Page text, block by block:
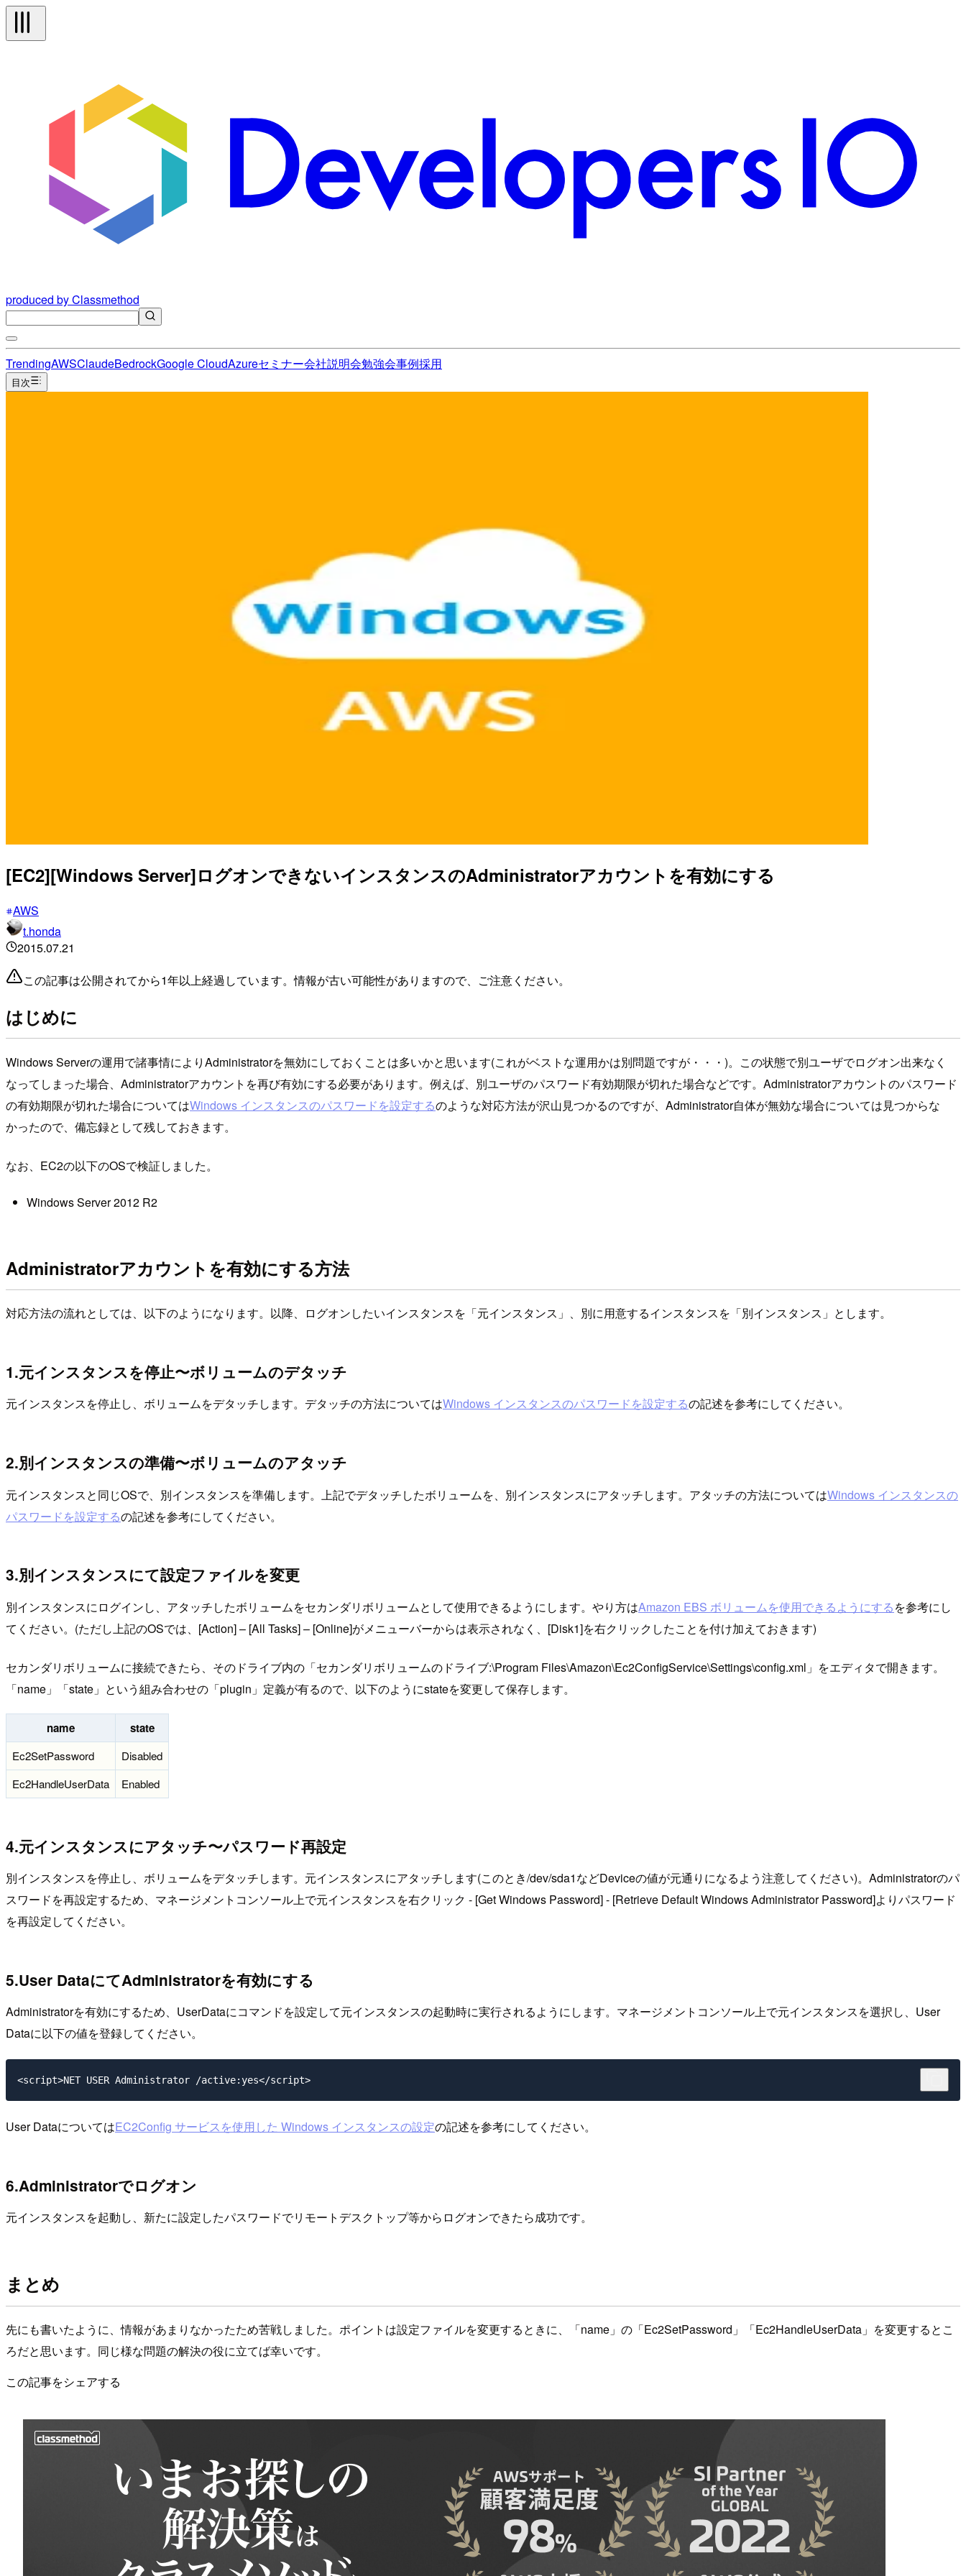
produced by Classmethod
TrendingAWSClaudeBedrockGoogle CloudAzureセミナー会社説明会勉強会事例採用
目次
[EC2][Windows Server]ログオンできないインスタンスのAdministratorアカウントを有効にする
AWS
t.honda
2015.07.21
この記事は公開されてから1年以上経過しています。情報が古い可能性がありますので、ご注意ください。
はじめに
Windows Serverの運用で諸事情によりAdministratorを無効にしておくことは多いかと思います(これがベストな運用かは別問題ですが・・・)。この状態で別ユーザでログオン出来なく
なってしまった場合、Administratorアカウントを再び有効にする必要があります。例えば、別ユーザのパスワード有効期限が切れた場合などです。Administratorアカウントのパスワード
の有効期限が切れた場合についてはWindows インスタンスのパスワードを設定するのような対応方法が沢山見つかるのですが、Administrator自体が無効な場合については見つからな
かったので、備忘録として残しておきます。
なお、EC2の以下のOSで検証しました。
Windows Server 2012 R2
Administratorアカウントを有効にする方法
対応方法の流れとしては、以下のようになります。以降、ログオンしたいインスタンスを「元インスタンス」、別に用意するインスタンスを「別インスタンス」とします。
1.元インスタンスを停止〜ボリュームのデタッチ
元インスタンスを停止し、ボリュームをデタッチします。デタッチの方法についてはWindows インスタンスのパスワードを設定するの記述を参考にしてください。
2.別インスタンスの準備〜ボリュームのアタッチ
元インスタンスと同じOSで、別インスタンスを準備します。上記でデタッチしたボリュームを、別インスタンスにアタッチします。アタッチの方法についてはWindows インスタンスの
パスワードを設定するの記述を参考にしてください。
3.別インスタンスにて設定ファイルを変更
別インスタンスにログインし、アタッチしたボリュームをセカンダリボリュームとして使用できるようにします。やり方はAmazon EBS ボリュームを使用できるようにするを参考にし
てください。(ただし上記のOSでは、[Action] – [All Tasks] – [Online]がメニューバーからは表示されなく、[Disk1]を右クリックしたことを付け加えておきます)
セカンダリボリュームに接続できたら、そのドライブ内の「セカンダリボリュームのドライブ:\Program Files\Amazon\Ec2ConfigService\Settings\config.xml」をエディタで開きます。
「name」「state」という組み合わせの「plugin」定義が有るので、以下のようにstateを変更して保存します。
name state
Ec2SetPassword
Disabled
Ec2HandleUserData
Enabled
4.元インスタンスにアタッチ〜パスワード再設定
別インスタンスを停止し、ボリュームをデタッチします。元インスタンスにアタッチします(このとき/dev/sda1などDeviceの値が元通りになるよう注意してください)。Administratorのパ
スワードを再設定するため、マネージメントコンソール上で元インスタンスを右クリック - [Get Windows Password] - [Retrieve Default Windows Administrator Password]よりパスワード
を再設定してください。
5.User DataにてAdministratorを有効にする
Administratorを有効にするため、UserDataにコマンドを設定して元インスタンスの起動時に実行されるようにします。マネージメントコンソール上で元インスタンスを選択し、User
Dataに以下の値を登録してください。
User DataについてはEC2Config サービスを使用した Windows インスタンスの設定の記述を参考にしてください。
6.Administratorでログオン
元インスタンスを起動し、新たに設定したパスワードでリモートデスクトップ等からログオンできたら成功です。
まとめ
先にも書いたように、情報があまりなかったため苦戦しました。ポイントは設定ファイルを変更するときに、「name」の「Ec2SetPassword」「Ec2HandleUserData」を変更するとこ
ろだと思います。同じ様な問題の解決の役に立てば幸いです。
この記事をシェアする